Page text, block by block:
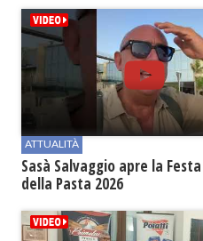
ATTUALITÀ
Sasà Salvaggio apre la
della Pasta 2026